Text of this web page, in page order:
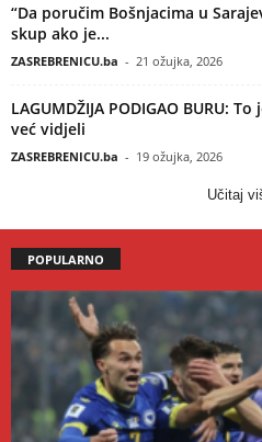
“Da poručim Bošnjacima u
skup ako je...
ZASREBRENICU.ba - 21 ožujka, 2026
LAGUMDŽIJA PODIGAO BURU:
već vidjeli
ZASREBRENICU.ba - 19 ožujka, 2026
Učitaj
POPULARNO